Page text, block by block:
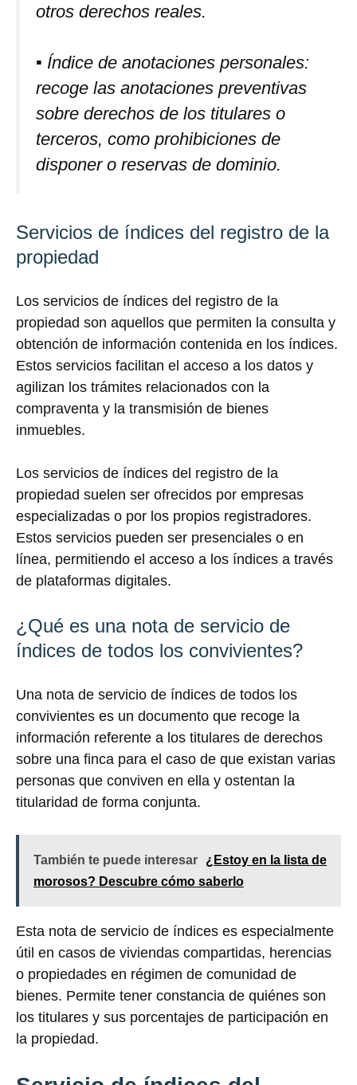
otros derechos reales.
▪ Índice de anotaciones personales:
recoge las anotaciones preventivas
sobre derechos de los titulares o
terceros, como prohibiciones de
disponer o reservas de dominio.
Servicios de índices del registro de la
propiedad
Los servicios de índices del registro de la
propiedad son aquellos que permiten la consulta y
obtención de información contenida en los índices.
Estos servicios facilitan el acceso a los datos y
agilizan los trámites relacionados con la
compraventa y la transmisión de bienes
inmuebles.
Los servicios de índices del registro de la
propiedad suelen ser ofrecidos por empresas
especializadas o por los propios registradores.
Estos servicios pueden ser presenciales o en
línea, permitiendo el acceso a los índices a través
de plataformas digitales.
¿Qué es una nota de servicio de
índices de todos los convivientes?
Una nota de servicio de índices de todos los
convivientes es un documento que recoge la
información referente a los titulares de derechos
sobre una finca para el caso de que existan varias
personas que conviven en ella y ostentan la
titularidad de forma conjunta.
También te puede interesar
¿Estoy en la lista de
morosos? Descubre cómo saberlo
Esta nota de servicio de índices es especialmente
útil en casos de viviendas compartidas, herencias
o propiedades en régimen de comunidad de
bienes. Permite tener constancia de quiénes son
los titulares y sus porcentajes de participación en
la propiedad.